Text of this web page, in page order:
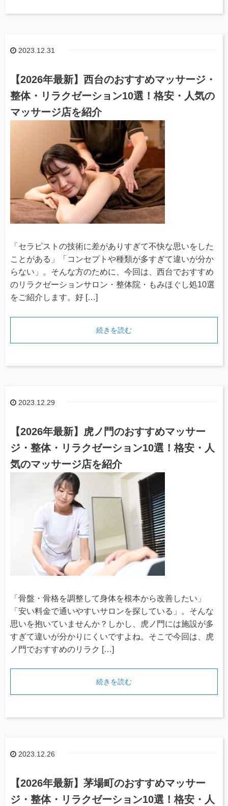
2023.12.31
【2026年最新】西台のおすすめマッサージ・
整体・リラクゼーション10選！格安・人気の
マッサージ店を紹介
「セラピストの技術に差がありすぎて不快な思いをした
ことがある」「コンセプトや種類が多すぎて違いが分か
らない」。そんな方のために、今回は、西台でおすすめ
のリラクゼーションサロン・整体院・もみほぐし処10選
をご紹介します。好 […]
続きを読む
2023.12.29
【2026年最新】虎ノ門のおすすめマッサー
ジ・整体・リラクゼーション10選！格安・人
気のマッサージ店を紹介
「骨盤・骨格を調整して身体を根本から改善したい」
「安い料金で通いやすいサロンを探している」。そんな
思いを抱いていませんか？しかし、虎ノ門には施設が多
すぎて違いが分かりにくいですよね。そこで今回は、虎
ノ門でおすすめのリラク […]
続きを読む
2023.12.26
【2026年最新】茅場町のおすすめマッサー
ジ・整体・リラクゼーション10選！格安・人